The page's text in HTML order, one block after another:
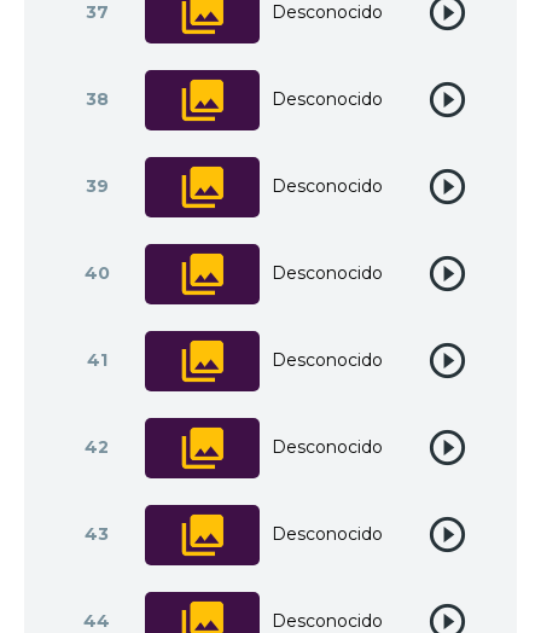
37 Desconocido
38 Desconocido
39 Desconocido
40 Desconocido
41 Desconocido
42 Desconocido
43 Desconocido
44 Desconocido